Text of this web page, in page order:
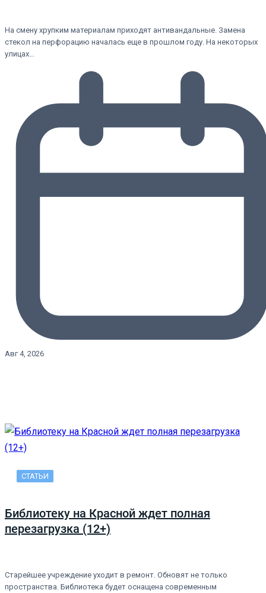
На смену хрупким материалам приходят антивандальные. Замена
стекол на перфорацию началась еще в прошлом году. На некоторых
улицах…
Авг 4, 2026
СТАТЬИ
Библиотеку на Красной ждет полная
перезагрузка (12+)
Старейшее учреждение уходит в ремонт. Обновят не только
пространства. Библиотека будет оснащена современным